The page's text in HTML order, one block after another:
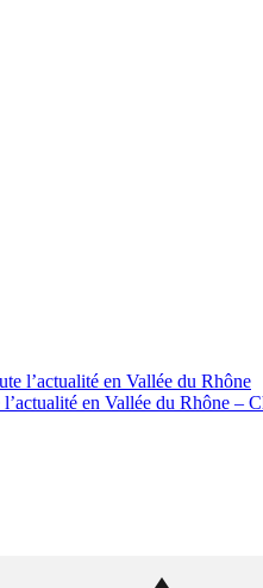
l’actualité en Vallée du Rhône
l’actualité en Vallée du Rhône –